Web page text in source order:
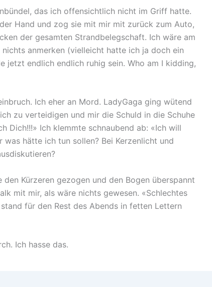
das ich offensichtlich nicht im Griff hatte.
Hand und zog sie mit mir mit zurück zum Auto,
der gesamten Strandbelegschaft. Ich wäre am
anmerken (vielleicht hatte ich ja doch ein
jetzt endlich endlich ruhig sein. Who am I kidding,
Ich eher an Mord. LadyGaga ging wütend
zu verteidigen und mir die Schuld in die Schuhe
Dich!!!» Ich klemmte schnaubend ab: «Ich will
hätte ich tun sollen? Bei Kerzenlicht und
Kürzeren gezogen und den Bogen überspannt
mit mir, als wäre nichts gewesen. «Schlechtes
für den Rest des Abends in fetten Lettern
Ich hasse das.